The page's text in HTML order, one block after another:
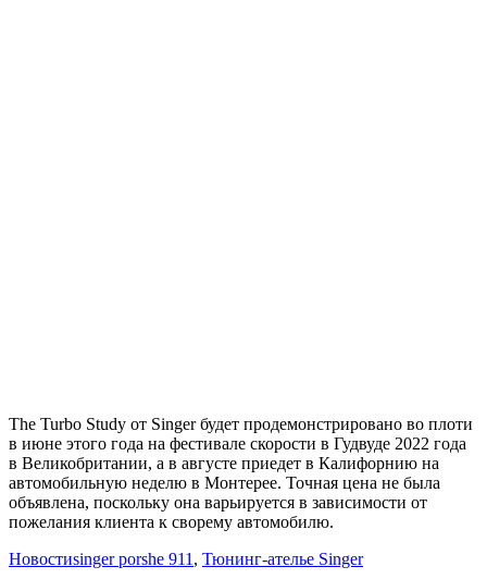
The Turbo Study от Singer будет продемонстрировано во плоти
в июне этого года на фестивале скорости в Гудвуде 2022 года
в Великобритании, а в августе приедет в Калифорнию на
автомобильную неделю в Монтерее. Точная цена не была
объявлена, поскольку она варьируется в зависимости от
пожелания клиента к сворему автомобилю.
Категории
НовостиТеги
singer porshe 911, Тюнинг-ателье Singer